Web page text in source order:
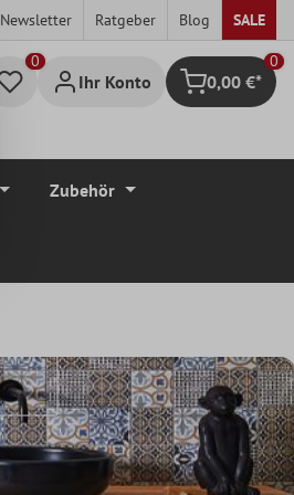
Newsletter Ratgeber Blog SALE
Ihr Konto Warenkorb
0
0,00 €*
Zubehör